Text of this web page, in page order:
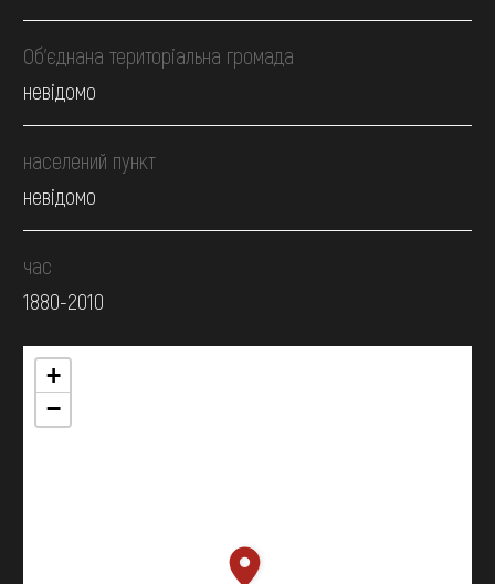
Об’єднана територіальна громада
невідомо
населений пункт
невідомо
час
1880-2010
+
−